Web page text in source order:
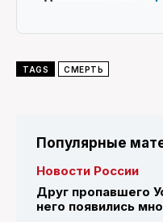
TAGS СМЕРТЬ
Популярные
Новости России
Друг пропавшего
него появились